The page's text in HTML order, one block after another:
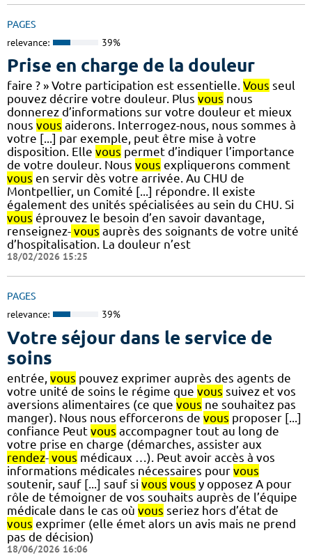
PAGES
relevance: 39%
Prise en charge de la douleur
faire ? » Votre participation est essentielle. Vous seul
pouvez décrire votre douleur. Plus vous nous
donnerez d’informations sur votre douleur et mieux
nous vous aiderons. Interrogez-nous, nous sommes à
votre [...] par exemple, peut être mise à votre
disposition. Elle vous permet d’indiquer l’importance
de votre douleur. Nous vous expliquerons comment
vous en servir dès votre arrivée. Au CHU de
Montpellier, un Comité [...] répondre. Il existe
également des unités spécialisées au sein du CHU. Si
vous éprouvez le besoin d’en savoir davantage,
renseignez- vous auprès des soignants de votre unité
d’hospitalisation. La douleur n’est
18/02/2026 15:25
PAGES
relevance: 39%
Votre séjour dans le service de
soins
entrée, vous pouvez exprimer auprès des agents de
votre unité de soins le régime que vous suivez et vos
aversions alimentaires (ce que vous ne souhaitez pas
manger). Nous nous efforcerons de vous proposer [...]
confiance Peut vous accompagner tout au long de
votre prise en charge (démarches, assister aux
rendez- vous médicaux …). Peut avoir accès à vos
informations médicales nécessaires pour vous
soutenir, sauf [...] sauf si vous vous y opposez A pour
rôle de témoigner de vos souhaits auprès de l’équipe
médicale dans le cas où vous seriez hors d’état de
vous exprimer (elle émet alors un avis mais ne prend
pas de décision)
18/06/2026 16:06